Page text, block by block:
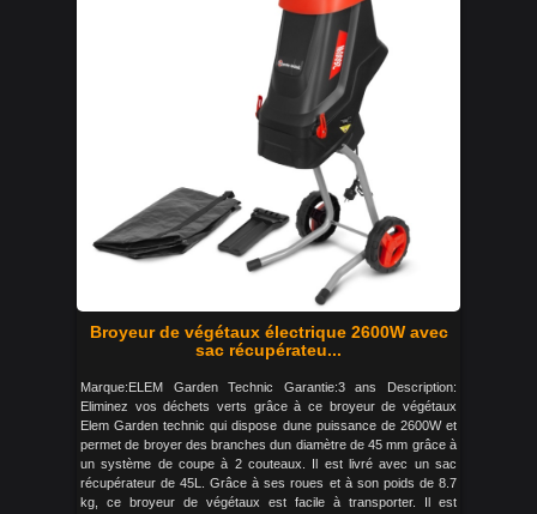
Broyeur de végétaux électrique 2600W avec
sac récupérateu...
Marque:ELEM Garden Technic Garantie:3 ans Description:
Eliminez vos déchets verts grâce à ce broyeur de végétaux
Elem Garden technic qui dispose dune puissance de 2600W et
permet de broyer des branches dun diamètre de 45 mm grâce à
un système de coupe à 2 couteaux. Il est livré avec un sac
récupérateur de 45L. Grâce à ses roues et à son poids de 8.7
kg, ce broyeur de végétaux est facile à transporter. Il est